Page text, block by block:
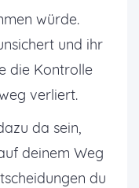
würde.
und ihr
die Kontrolle
verliert.
da sein,
deinem Weg
du